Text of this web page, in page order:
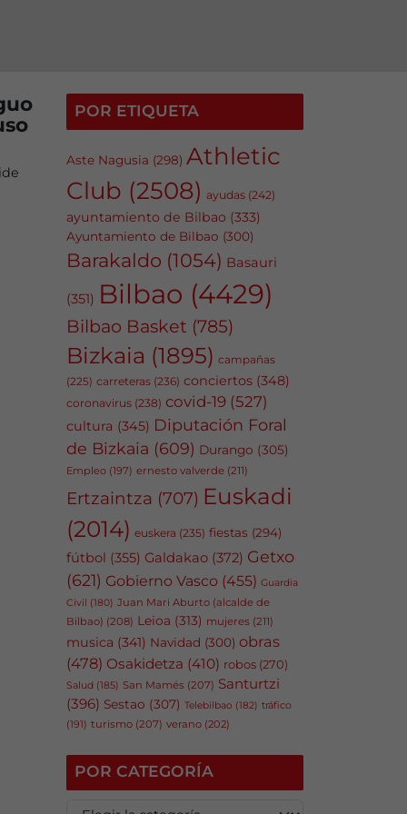
POR ETIQUETA
Aste Nagusia (298) Athletic
Club (2508) ayudas (242)
ayuntamiento de Bilbao (333)
Ayuntamiento de Bilbao (300)
Barakaldo (1054) Basauri
(351) Bilbao (4429)
Bilbao Basket (785)
Bizkaia (1895) campañas
(225) carreteras (236) conciertos (348)
coronavirus (238) covid-19 (527)
cultura (345) Diputación Foral
de Bizkaia (609) Durango (305)
Empleo (197) ernesto valverde (211)
Ertzaintza (707) Euskadi
(2014) euskera (235) fiestas (294)
fútbol (355) Galdakao (372) Getxo
(621) Gobierno Vasco (455) Guardia
Civil (180) Juan Mari Aburto (alcalde de
Bilbao) (208) Leioa (313) mujeres (211)
musica (341) Navidad (300) obras
(478) Osakidetza (410) robos (270)
Salud (185) San Mamés (207) Santurtzi
(396) Sestao (307) Telebilbao (182) tráfico
(191) turismo (207) verano (202)
POR CATEGORÍA